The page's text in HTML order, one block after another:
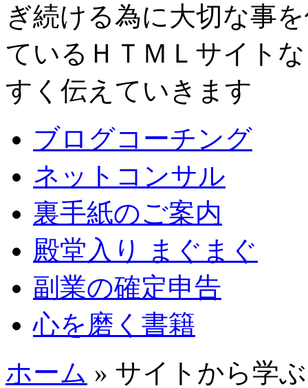
ぎ続ける為に大切な事
ているＨＴＭＬサイト
すく伝えていきます
ブログコーチング
ネットコンサル
裏手紙のご案内
殿堂入り まぐまぐ
副業の確定申告
心を磨く書籍
ホーム » サイトから学ぶ